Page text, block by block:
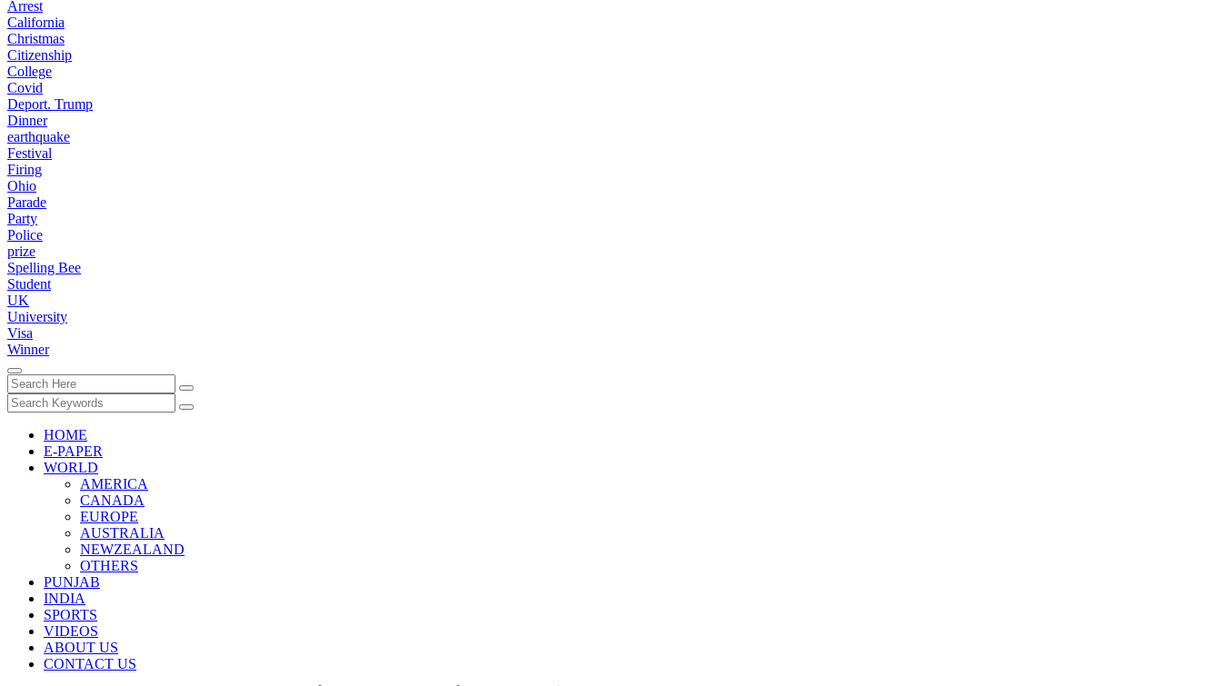
Arrest
California
Christmas
Citizenship
College
Covid
Deport. Trump
Dinner
earthquake
Festival
Firing
Ohio
Parade
Party
Police
prize
Spelling Bee
Student
UK
University
Visa
Winner
HOME
E-PAPER
WORLD
AMERICA
CANADA
EUROPE
AUSTRALIA
NEWZEALAND
OTHERS
PUNJAB
INDIA
SPORTS
VIDEOS
ABOUT US
CONTACT US